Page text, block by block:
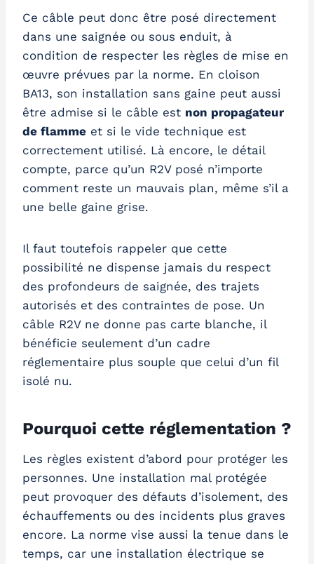
Ce câble peut donc être posé directement
dans une saignée ou sous enduit, à
condition de respecter les règles de mise en
œuvre prévues par la norme. En cloison
BA13, son installation sans gaine peut aussi
être admise si le câble est non propagateur
de flamme et si le vide technique est
correctement utilisé. Là encore, le détail
compte, parce qu’un R2V posé n’importe
comment reste un mauvais plan, même s’il a
une belle gaine grise.
Il faut toutefois rappeler que cette
possibilité ne dispense jamais du respect
des profondeurs de saignée, des trajets
autorisés et des contraintes de pose. Un
câble R2V ne donne pas carte blanche, il
bénéficie seulement d’un cadre
réglementaire plus souple que celui d’un fil
isolé nu.
Pourquoi cette réglementation ?
Les règles existent d’abord pour protéger les
personnes. Une installation mal protégée
peut provoquer des défauts d’isolement, des
échauffements ou des incidents plus graves
encore. La norme vise aussi la tenue dans le
temps, car une installation électrique se